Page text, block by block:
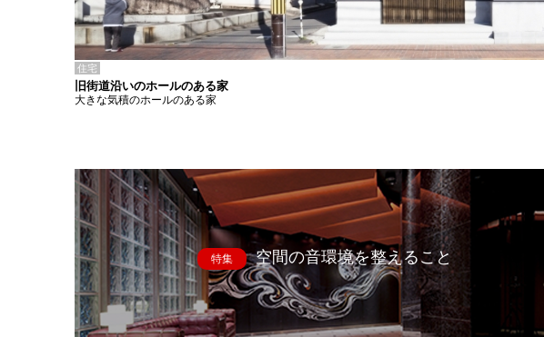
住宅
旧街道沿いのホールのある家
大きな気積のホールのある家
特集 空間の音環境を整えること